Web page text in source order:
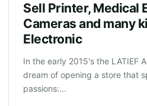
Sell Printer, Medical
Cameras and many
Electronic
In the early 2015's the LATIEF
dream of opening a store that
passions:...